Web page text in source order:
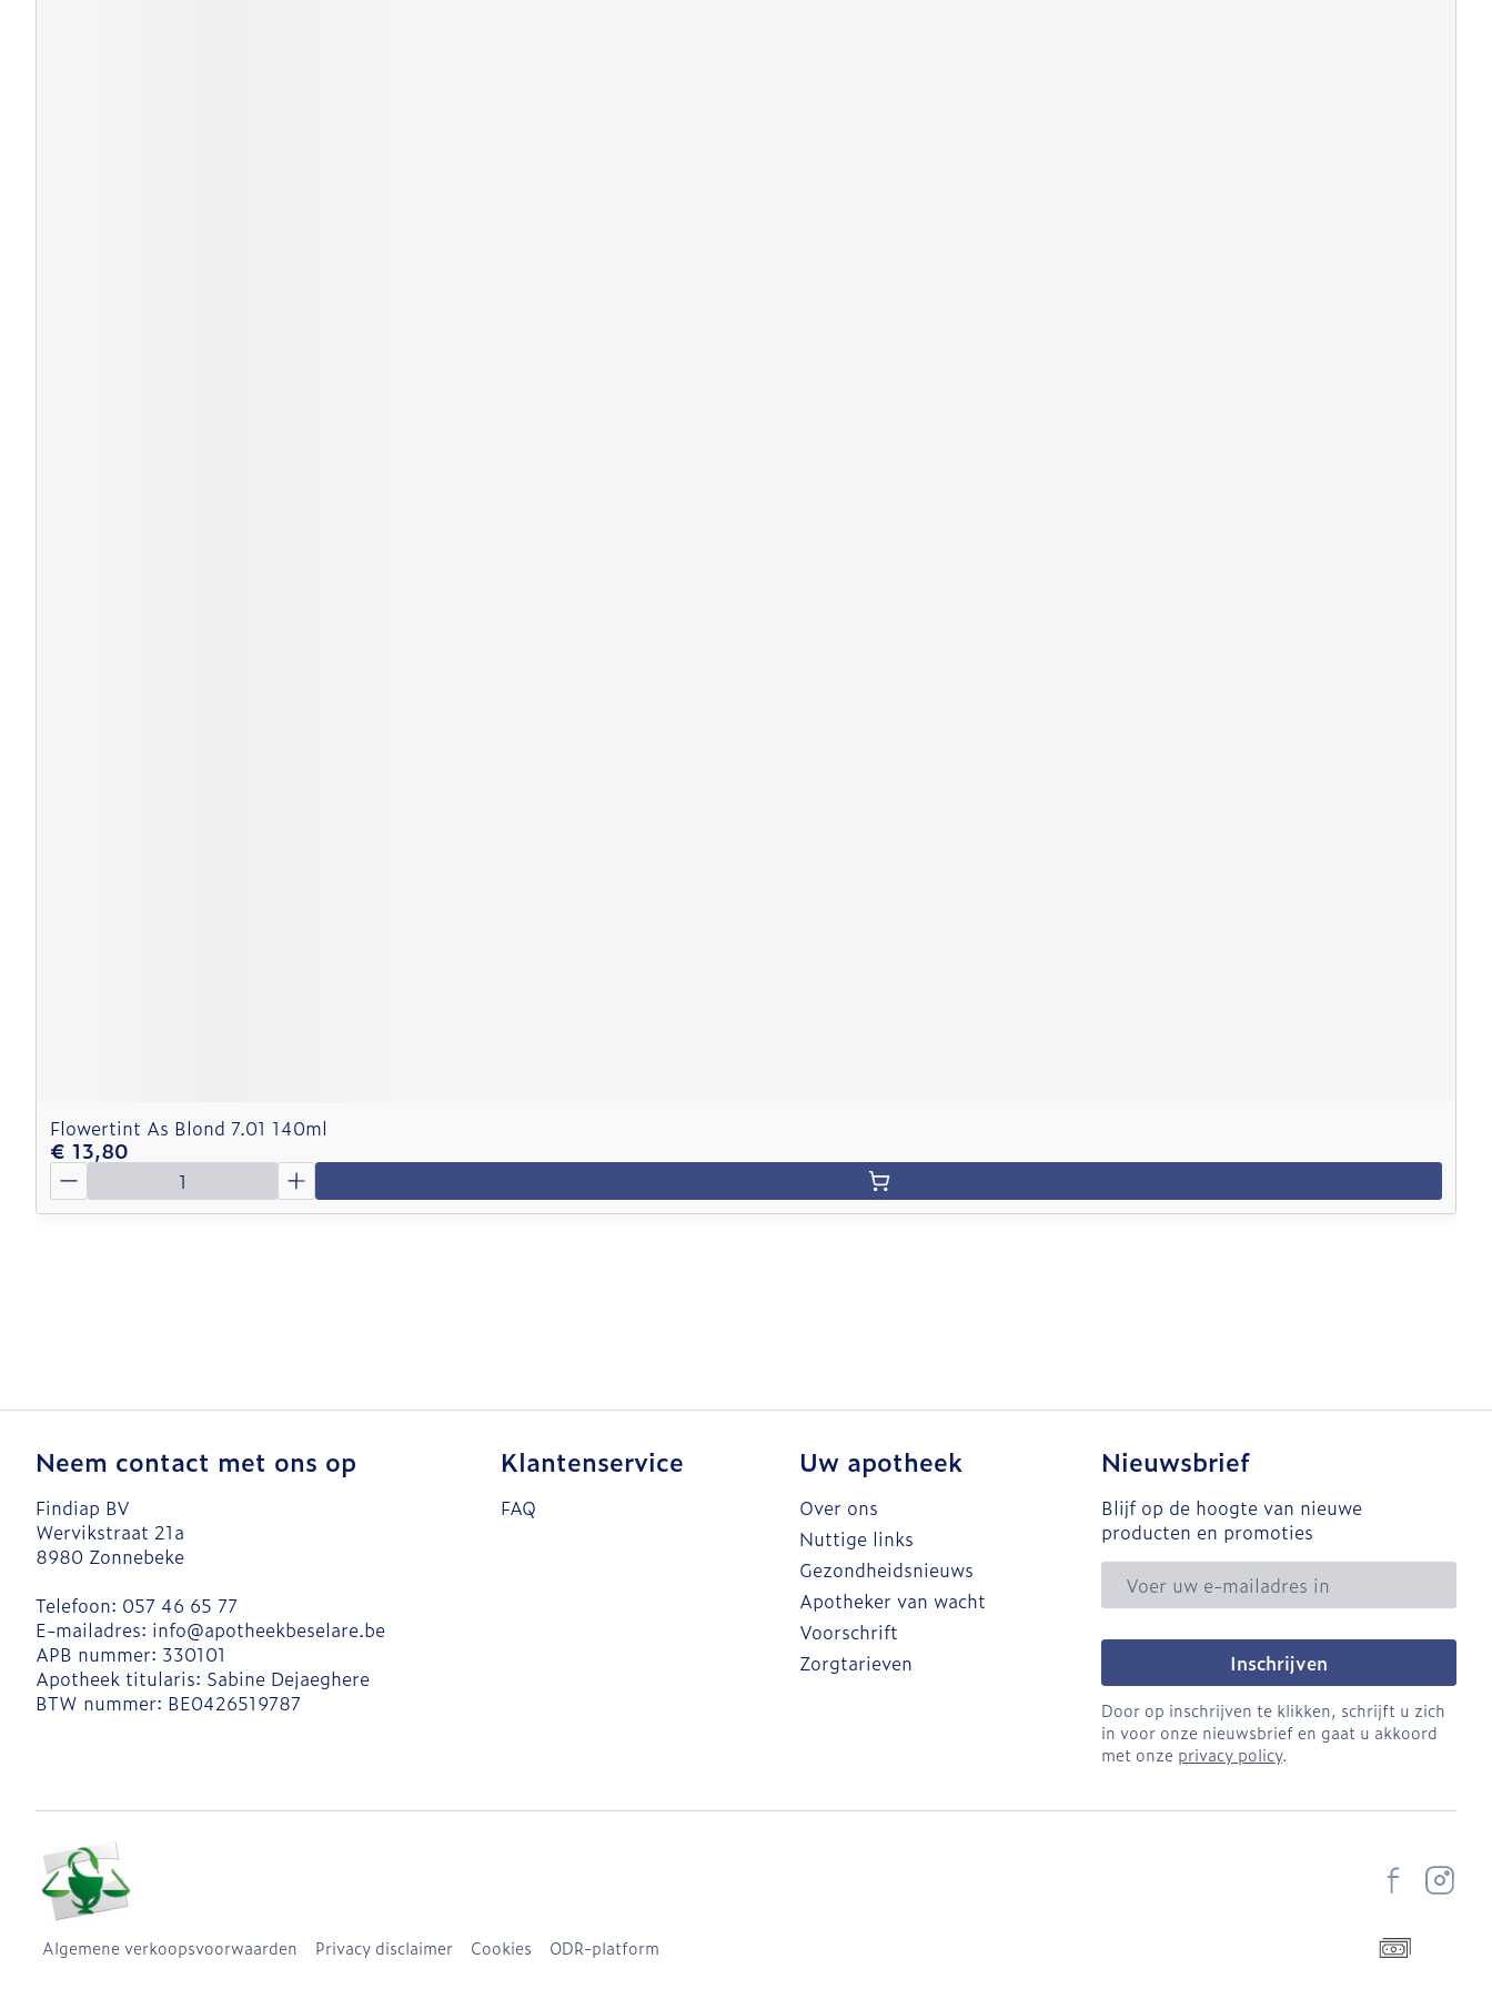
Flowertint As Blond 7.01 140ml
€ 13,80
Aantal
Neem contact met ons op
Findiap BV
Wervikstraat 21a
8980 Zonnebeke
Telefoon: 057 46 65 77
E-mailadres: info@apotheekbeselare.be
APB nummer: 330101
Apotheek titularis: Sabine Dejaeghere
BTW nummer: BE0426519787
Klantenservice
FAQ
Uw apotheek
Over ons
Nuttige links
Gezondheidsnieuws
Apotheker van wacht
Voorschrift
Zorgtarieven
Nieuwsbrief
Blijf op de hoogte van nieuwe
producten en promoties
E-mail adres
Inschrijven
Door op inschrijven te klikken, schrijft u zich
in voor onze nieuwsbrief en gaat u akkoord
met onze privacy policy.
Algemene verkoopsvoorwaarden Privacy disclaimer Cookies ODR-platform